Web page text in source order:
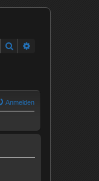
Suche
Anmelden